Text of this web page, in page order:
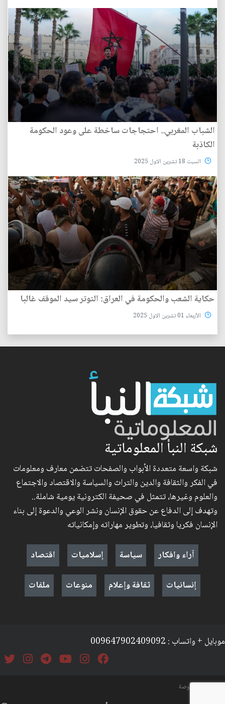
الشباب المغربي.. احتجاجات ساخطة على وعود الحكومة
الكاذبة
السبت 18 تشرين الاول 2025
حكاية الشعب والحكومة في العراق: التوتر سيد الموقف غالبا
الأربعاء 01 تشرين الاول 2025
شبكة النبأ المعلوماتية
شبكة واسعة متعددة الأبواب والصفحات تتضمن معارف ومعلومات
في الفكر والثقافة والدين والتراث والسياسة والاقتصاد والاجتماع
والعلوم وغيرها، تتمثل في صحيفة الكترونية يومية شاملة..
وتهدف إلى الدفاع عن حقوق الإنسان ونشر الوعي والدعوة إلى بناء
الإنسان فكريا وثقافيا، وتطوير مهاراته وإمكانياته
آراء وافكار
سياسة إسلاميات
اقتصاد
إنسانيات
ثقافة وإعلام منوعات ملفات
موبايل + واتساب : 009647902409092
السياسة والخصوصة